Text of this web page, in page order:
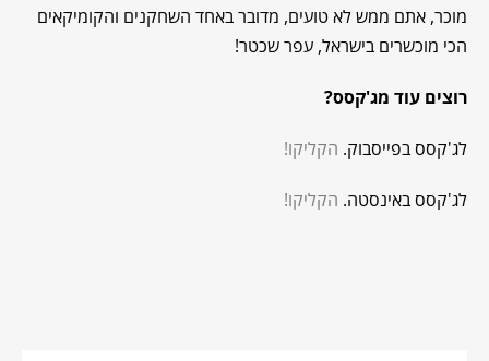
מוכר, אתם ממש לא טועים, מדובר באחד השחקנים והקומיקאים
הכי מוכשרים בישראל, עפר שכטר!
רוצים עוד מג'קסס?
לג'קסס בפייסבוק. הקליקו!
לג'קסס באינסטה. הקליקו!